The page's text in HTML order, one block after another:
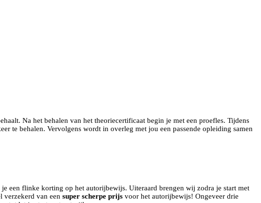
Na het behalen van het theoriecertificaat begin je met een proefles. Tijdens
te behalen. Vervolgens wordt in overleg met jou een passende opleiding samen
een flinke korting op het autorijbewijs. Uiteraard brengen wij zodra je start met
verzekerd van een super scherpe prijs voor het autorijbewijs! Ongeveer drie